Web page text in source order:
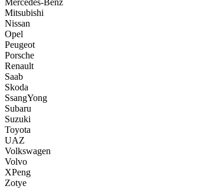
Mercedes-Benz
Mitsubishi
Nissan
Opel
Peugeot
Porsche
Renault
Saab
Skoda
SsangYong
Subaru
Suzuki
Toyota
UAZ
Volkswagen
Volvo
XPeng
Zotye